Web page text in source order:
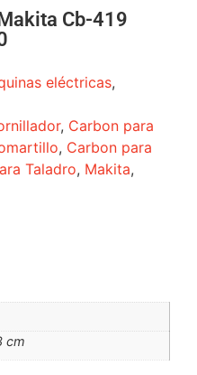
Cb-419
eléctricas,
, Carbon para
, Carbon para
Taladro, Makita,
cm